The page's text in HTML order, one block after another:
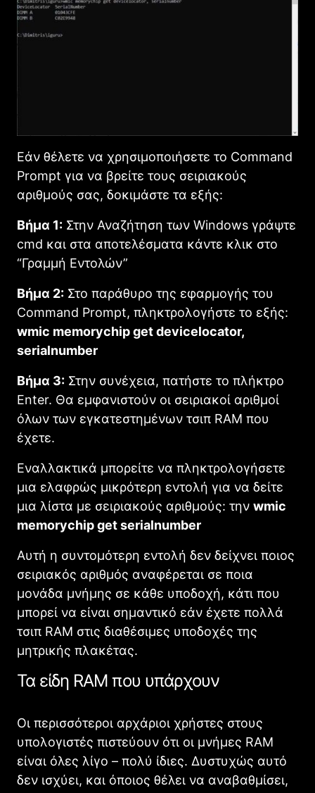
Εάν θέλετε να χρησιμοποιήσετε το Command
Prompt για να βρείτε τους σειριακούς
αριθμούς σας, δοκιμάστε τα εξής:
Βήμα 1: Στην Αναζήτηση των Windows γράψτε
cmd και στα αποτελέσματα κάντε κλικ στο
“Γραμμή Εντολών”
Βήμα 2: Στο παράθυρο της εφαρμογής του
Command Prompt, πληκτρολογήστε το εξής:
wmic memorychip get devicelocator,
serialnumber
Βήμα 3: Στην συνέχεια, πατήστε το πλήκτρο
Enter. Θα εμφανιστούν οι σειριακοί αριθμοί
όλων των εγκατεστημένων τσιπ RAM που
έχετε.
Εναλλακτικά μπορείτε να πληκτρολογήσετε
μια ελαφρώς μικρότερη εντολή για να δείτε
μια λίστα με σειριακούς αριθμούς: την wmic
memorychip get serialnumber
Αυτή η συντομότερη εντολή δεν δείχνει ποιος
σειριακός αριθμός αναφέρεται σε ποια
μονάδα μνήμης σε κάθε υποδοχή, κάτι που
μπορεί να είναι σημαντικό εάν έχετε πολλά
τσιπ RAM στις διαθέσιμες υποδοχές της
μητρικής πλακέτας.
Τα είδη RAM που υπάρχουν
Οι περισσότεροι αρχάριοι χρήστες στους
υπολογιστές πιστεύουν ότι οι μνήμες RAM
είναι όλες λίγο – πολύ ίδιες. Δυστυχώς αυτό
δεν ισχύει, και όποιος θέλει να αναβαθμίσει,